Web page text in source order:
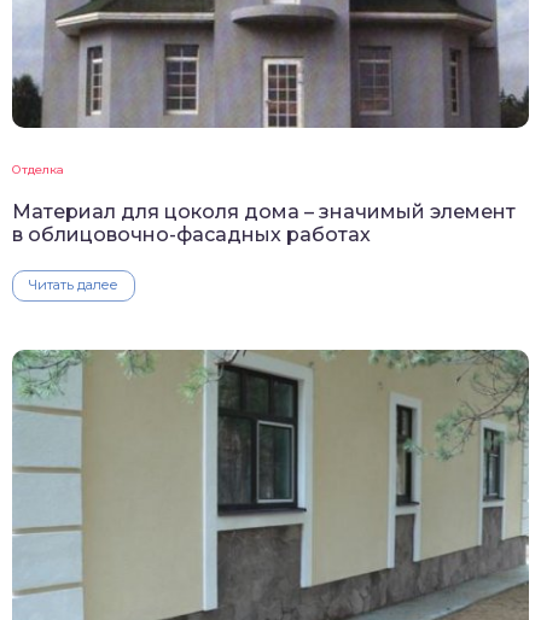
Отделка
Материал для цоколя дома – значимый элемент
в облицовочно-фасадных работах
Читать далее